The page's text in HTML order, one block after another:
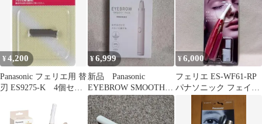
小型 髭剃り カミソリ
往復式 電動髭剃り
IPX6防水 電気カミソリ
髭剃り 新品 男性用 ヒ
ゲトリマー USB充電式
フェイスシェーバー
¥4,200
Panasonic フェリエ用 替
刃 ES9275-K 4個セッ
¥6,999
新品 Panasonic
EYEBROW SMOOTH
PICK 電動眉毛抜き
¥6,000
フェリエ ES-WF61-RP
パナソニック フェイス